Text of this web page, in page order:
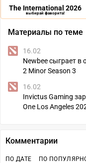
The International 2026
выбирай фаворита!
Материалы по теме
16.02
Newbee сыграет в
2 Minor Season 3
16.02
Invictus Gaming
One Los Angeles
Комментарии
ПО ДАТЕ ПО